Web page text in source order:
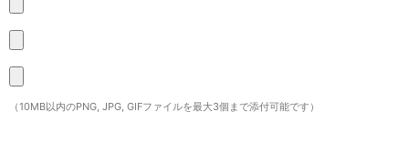
（10MB以内のPNG, JPG, GIFファイルを最大3個まで添付可能です）